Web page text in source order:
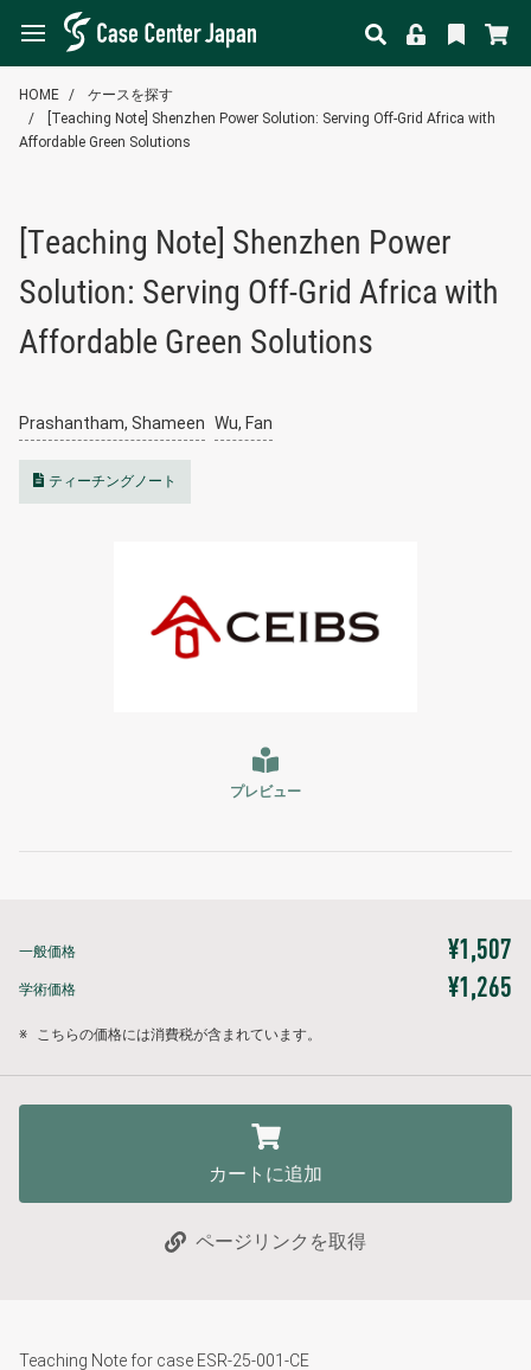
HOME
ケースを探す
[Teaching Note] Shenzhen Power Solution: Serving Off-Grid Africa with
Affordable Green Solutions
[Teaching Note] Shenzhen Power
Solution: Serving Off-Grid Africa with
Affordable Green Solutions
Prashantham, Shameen Wu, Fan
ティーチングノート
プレビュー
一般価格 ¥1,507
学術価格 ¥1,265
※ こちらの価格には消費税が含まれています。
カートに追加
ページリンクを取得
Teaching Note for case ESR-25-001-CE